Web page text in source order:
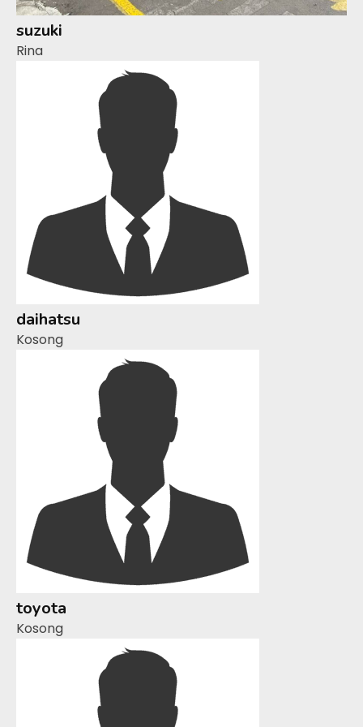
suzuki
Rina
daihatsu
Kosong
toyota
Kosong